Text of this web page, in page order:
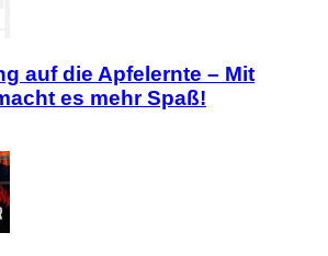
auf die Apfelernte – Mit
es mehr Spaß!